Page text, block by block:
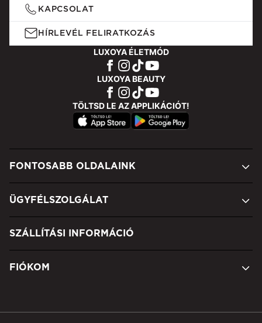
KAPCSOLAT
HÍRLEVÉL FELIRATKOZÁS
LUXOYA ÉLETMÓD
LUXOYA BEAUTY
TÖLTSD LE AZ APPLIKÁCIÓT!
FONTOSABB OLDALAINK
ÜGYFÉLSZOLGÁLAT
SZÁLLÍTÁSI INFORMÁCIÓ
FIÓKOM